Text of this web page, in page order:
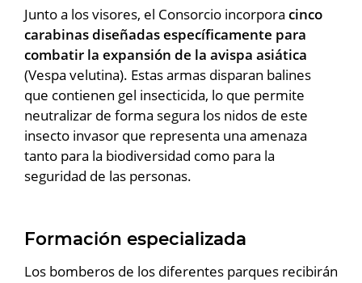
Junto a los visores, el Consorcio incorpora cinco
carabinas diseñadas específicamente para
combatir la expansión de la avispa asiática
(Vespa velutina). Estas armas disparan balines
que contienen gel insecticida, lo que permite
neutralizar de forma segura los nidos de este
insecto invasor que representa una amenaza
tanto para la biodiversidad como para la
seguridad de las personas.
Formación especializada
Los bomberos de los diferentes parques recibirán